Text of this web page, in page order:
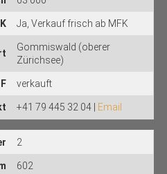
Ja, Verkauf frisch ab MFK
Gommiswald (oberer
Zürichsee)
verkauft
+41 79 445 32 04 | Email
2
602